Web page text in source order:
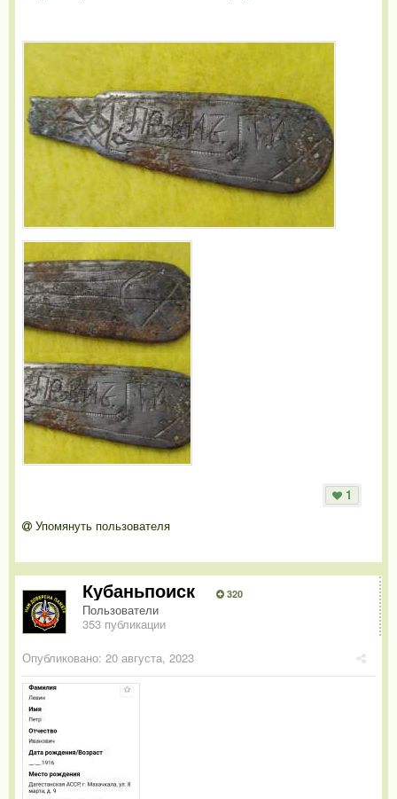
1
Упомянуть пользователя
Кубаньпоиск 320
Пользователи
353 публикации
Опубликовано: 20 августа, 2023